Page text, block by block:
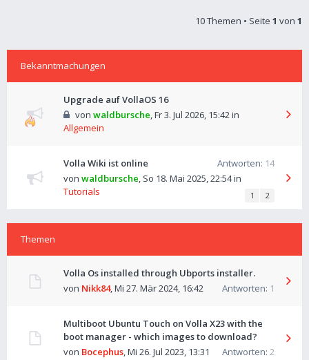
10 Themen • Seite 1 von 1
Bekanntmachungen
Upgrade auf VollaOS 16
von waldbursche,Fr 3. Jul 2026, 15:42in
Allgemein
Volla Wiki ist online Antworten: 14
von waldbursche, So 18. Mai 2025, 22:54in
Tutorials
1 2
Themen
Volla Os installed through Ubports installer.
Antworten: 1
von Nikk84,Mi 27. Mär 2024, 16:42
Multiboot Ubuntu Touch on Volla X23 with the
boot manager - which images to download?
Antworten: 2
von Bocephus,Mi 26. Jul 2023, 13:31